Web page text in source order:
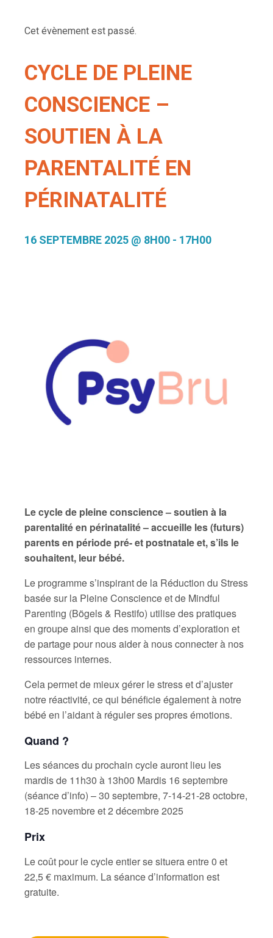
Cet évènement est passé.
CYCLE DE PLEINE
CONSCIENCE –
SOUTIEN À LA
PARENTALITÉ EN
PÉRINATALITÉ
16 SEPTEMBRE 2025 @ 8H00 - 17H00
Le cycle de pleine conscience – soutien à la
parentalité en périnatalité – accueille les (futurs)
parents en période pré- et postnatale et, s’ils le
souhaitent, leur bébé.
Le programme s’inspirant de la Réduction du Stress
basée sur la Pleine Conscience et de Mindful
Parenting (Bögels & Restifo) utilise des pratiques
en groupe ainsi que des moments d’exploration et
de partage pour nous aider à nous connecter à nos
ressources internes.
Cela permet de mieux gérer le stress et d’ajuster
notre réactivité, ce qui bénéficie également à notre
bébé en l’aidant à réguler ses propres émotions.
Quand ?
Les séances du prochain cycle auront lieu les
mardis de 11h30 à 13h00 Mardis 16 septembre
(séance d’info) – 30 septembre, 7-14-21-28 octobre,
18-25 novembre et 2 décembre 2025
Prix
Le coût pour le cycle entier se situera entre 0 et
22,5 € maximum. La séance d’information est
gratuite.